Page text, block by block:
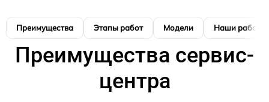
Преимущества Этапы работ Модели Наши работы
Преимущества сервис-
центра